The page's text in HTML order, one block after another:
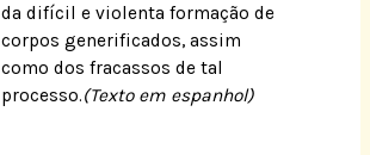
da difícil e violenta formação de
corpos generificados, assim
como dos fracassos de tal
processo.(Texto em espanhol)